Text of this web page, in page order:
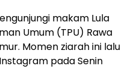
makam Lula
Umum (TPU) Rawa
Momen ziarah ini lalu
pada Senin